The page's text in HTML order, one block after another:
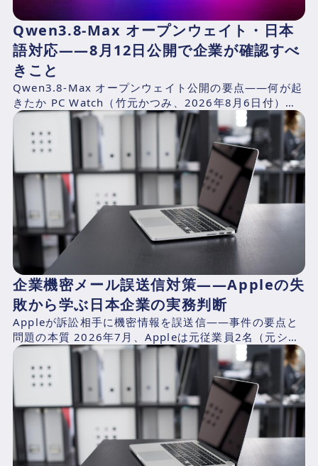
Qwen3.8-Max オープンウェイト・日本
語対応——8月12日公開で企業が確認すべ
きこと
Qwen3.8-Max オープンウェイト公開の要点——何が起
きたか PC Watch（竹元かつみ、2026年8月6日付）の
報道によれば、AlibabaのQwen...
企業機密メール誤送信対策——Appleの失
敗から学ぶ日本企業の実務判断
Appleが訴訟相手に機密情報を誤送信——事件の要点と
問題の本質 2026年7月、Appleは元従業員2名（元シニ
アシステムズエンジニアのChang Liuおよ...